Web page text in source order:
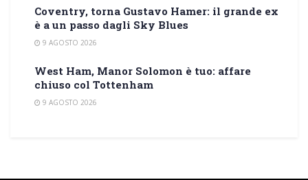
Coventry, torna Gustavo Hamer: il grande ex
è a un passo dagli Sky Blues
9 AGOSTO 2026
West Ham, Manor Solomon è tuo: affare
chiuso col Tottenham
9 AGOSTO 2026